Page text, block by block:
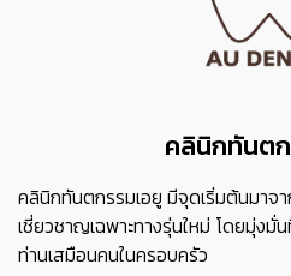
คลินิกทันต
คลินิกทันตกรรมเอยู มีจุดเริ่มต้นมา
เชี่ยวชาญเฉพาะทางรุ่นใหม่ โดยมุ่งมั่
ท่านเสมือนคนในครอบครัว